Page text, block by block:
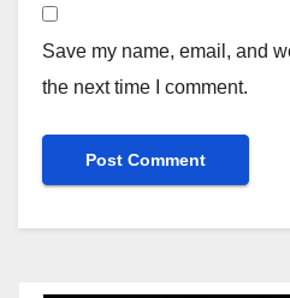
Save my name, email, and
the next time I comment.